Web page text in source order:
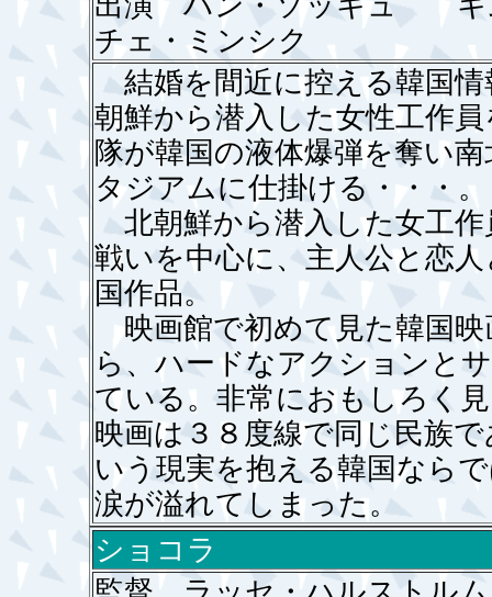
チェ・ミンシク
結婚を間近に控える韓国
朝鮮から潜入した女性工作
隊が韓国の液体爆弾を奪い
タジアムに仕掛ける・・・。
北朝鮮から潜入した女工作
戦いを中心に、主人公と恋
国作品。
映画館で初めて見た韓国
ら、ハードなアクションと
ている。非常におもしろく
映画は３８度線で同じ民族
いう現実を抱える韓国なら
涙が溢れてしまった。
ショコラ